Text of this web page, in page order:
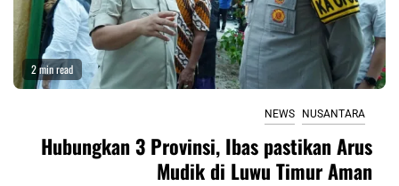
2 min read
NEWS NUSANTARA
Hubungkan 3 Provinsi, Ibas pastikan Arus
Mudik di Luwu Timur Aman